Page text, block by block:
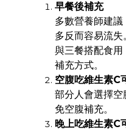
早餐後補充
多數營養師建
多反而容易流失
與三餐搭配食
補充方式。
空腹吃維生素C
部分人會選擇
免空腹補充。
晚上吃維生素C